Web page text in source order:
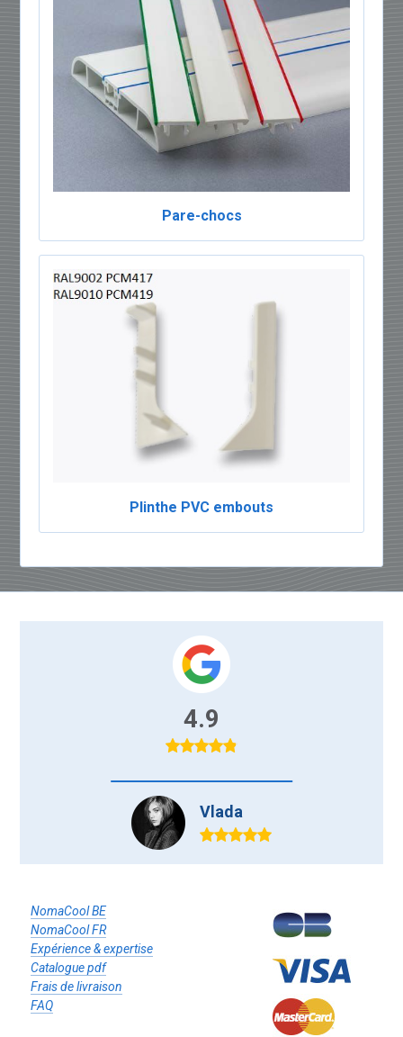
Pare-chocs
Plinthe PVC embouts
4.9
Vlada
NomaCool BE
NomaCool FR
Expérience & expertise
Catalogue pdf
Frais de livraison
FAQ